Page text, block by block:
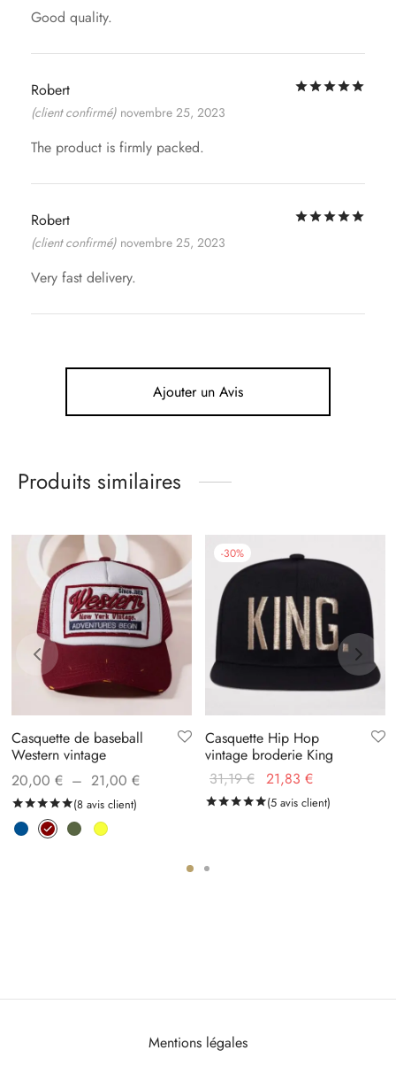
Good quality.
Robert
(client confirmé) novembre 25, 2023
The product is firmly packed.
Robert
(client confirmé) novembre 25, 2023
Very fast delivery.
Ajouter un Avis
Produits similaires
client
Casquette de baseball
Western vintage
20,00 € – 21,00 €Plage
21,00 €
Notésur 5 basé sur notations client
(8avis client)
-30%
Casquette Hip Hop
vintage broderie King
31,19€ Le prix
initial
21,83 €
actuel
Notésur 5 basé sur
(5avis client)
Mentions légales